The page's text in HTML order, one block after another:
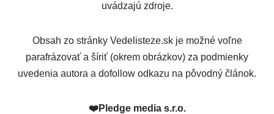
uvádzajú zdroje.
Obsah zo stránky Vedelisteze.sk je možné voľne
parafrázovať a šíriť (okrem obrázkov) za podmienky
uvedenia autora a dofollow odkazu na pôvodný článok.
❤️Pledge media s.r.o.